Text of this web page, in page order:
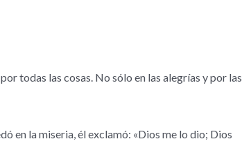
todas las cosas. No sólo en las alegrías y por las
en la miseria, él exclamó: «Dios me lo dio; Dios